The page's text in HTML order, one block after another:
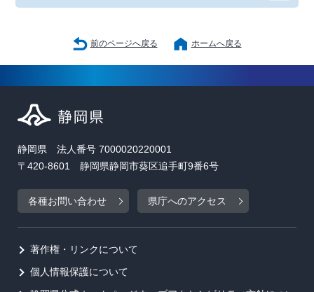
前のページへ戻る ホームへ戻る
静岡県 法人番号 7000020220001
〒420-8601 静岡県静岡市葵区追手町9番6号
各種お問い合わせ 県庁へのアクセス
著作権・リンクについて
個人情報保護について